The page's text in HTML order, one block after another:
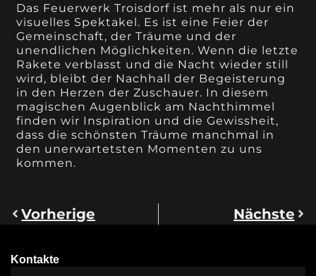
Das Feuerwerk Troisdorf ist mehr als nur ein
visuelles Spektakel. Es ist eine Feier der
Gemeinschaft, der Träume und der
unendlichen Möglichkeiten. Wenn die letzte
Rakete verblasst und die Nacht wieder still
wird, bleibt der Nachhall der Begeisterung
in den Herzen der Zuschauer. In diesem
magischen Augenblick am Nachthimmel
finden wir Inspiration und die Gewissheit,
dass die schönsten Träume manchmal in
den unerwartetsten Momenten zu uns
kommen.
Vorherige Nächste
Kontakte